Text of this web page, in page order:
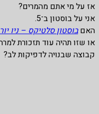
אז על מי אתם מהמרים?
אני על בוסטון ב־5.
האםבוסטון סלטיקס – ניו
או שזו תהיה עוד תזכורת
קבוצה שבנויה לדפיקות לב?